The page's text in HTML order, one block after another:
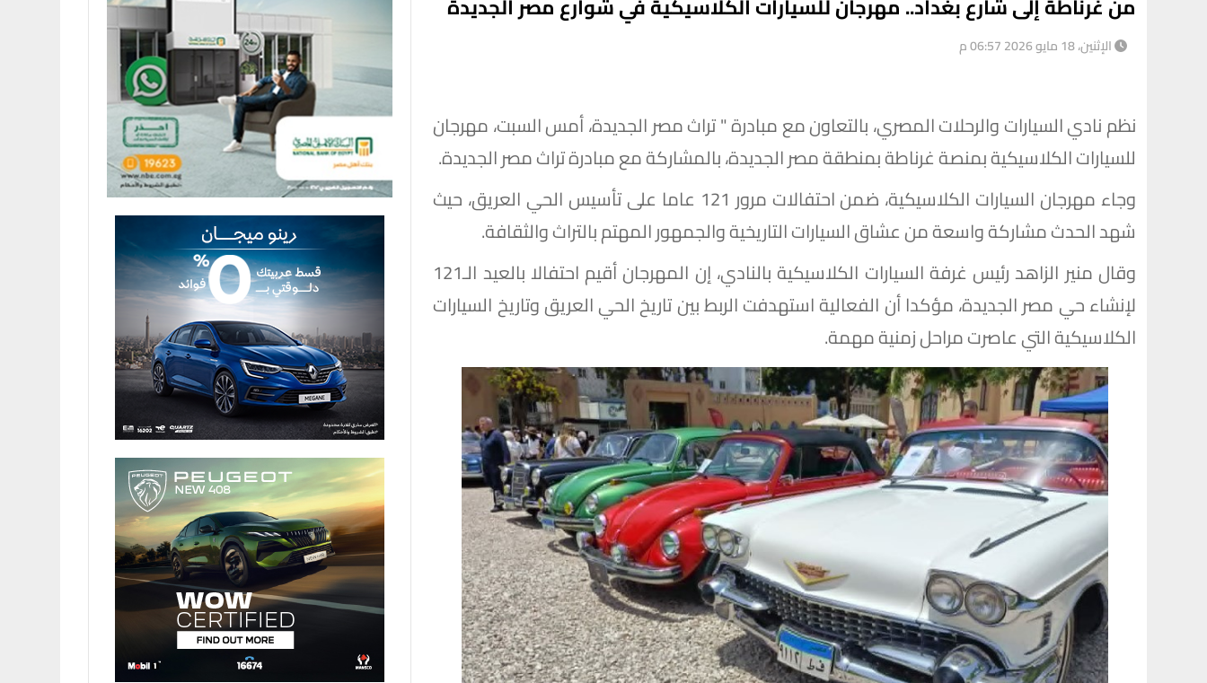
الإثنين، 18 مايو 2026 06:57 م
نظم نادي السيارات والرحلات المصري، بالتعاون مع مبادرة " تراث مصر الجديدة، أمس السبت، مهرجان
للسيارات الكلاسيكية بمنصة غرناطة بمنطقة مصر الجديدة، بالمشاركة مع مبادرة تراث مصر الجديدة.
وجاء مهرجان السيارات الكلاسيكية، ضمن احتفالات مرور 121 عاما على تأسيس الحي العريق، حيث
شهد الحدث مشاركة واسعة من عشاق السيارات التاريخية والجمهور المهتم بالتراث والثقافة.
وقال منير الزاهد رئيس غرفة السيارات الكلاسيكية بالنادي، إن المهرجان أقيم احتفالا بالعيد الـ121
لإنشاء حي مصر الجديدة، مؤكدا أن الفعالية استهدفت الربط بين تاريخ الحي العريق وتاريخ السيارات
الكلاسيكية التي عاصرت مراحل زمنية مهمة.